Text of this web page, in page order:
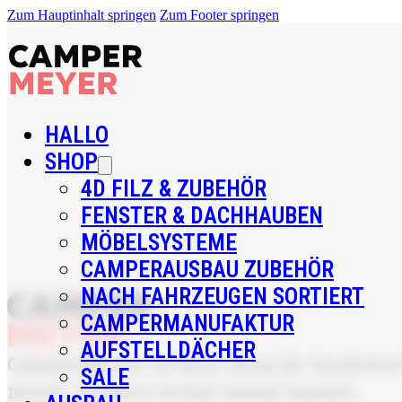
Zum Hauptinhalt springen Zum Footer springen
HALLO
SHOP
4D FILZ & ZUBEHÖR
FENSTER & DACHHAUBEN
MÖBELSYSTEME
CAMPERAUSBAU ZUBEHÖR
NACH FAHRZEUGEN SORTIERT
CAMPERMANUFAKTUR
AUFSTELLDÄCHER
SALE
CamperMeyer ist Dein Shop für
musst, sondern sicher bauen kannst.